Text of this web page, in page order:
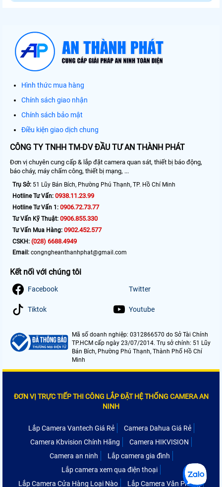
Hình thức mua hàng
Chính sách giao nhận
Chính sách bảo mật
Điều kiện giao dịch chung
CÔNG TY TNHH TM-DV ĐẦU TƯ AN THÀNH PHÁT
Đơn vị chuyên cung cấp & lắp đặt camera quan sát, thiết bị báo động,
báo cháy, máy chấm công, thiết bị mạng, ...
Trụ Sở: 51 Lũy Bán Bích, Phường Phú Thạnh, TP. Hồ Chí Minh
Hotline Tư Vấn: 0938.11.23.99
Hotline Tư Vấn 1: 0906.72.73.77
Tư Vấn Kỹ Thuật: 0906.855.330
Tư Vấn Mua Hàng: 0902.452.577
CSKH: (028) 6688.4949
Email: congngheanthanhphat@gmail.com
Kết nối với chúng tôi
Facebook Twitter
Tiktok Youtube
Mã số doanh nghiệp: 0312866570 do Sở Tài Chính
TP.HCM cấp ngày 23/07/2014. Trụ sở chính: 51 Lũy
Bán Bích, Phường Phú Thạnh, Thành Phố Hồ Chí
Minh
ĐƠN VỊ TRỰC TIẾP THI CÔNG LẮP ĐẶT HỆ THỐNG CAMERA AN
NINH
Lắp Camera Vantech Giá Rẻ
Camera Dahua Giá Rẻ
Camera Kbvision Chính Hãng
Camera HIKVISION
Camera an ninh
Lắp camera gia đình
Lắp camera xem qua điện thoại
Lắp Camera Cửa Hàng Loại Nào
Lắp Camera Văn Phòng